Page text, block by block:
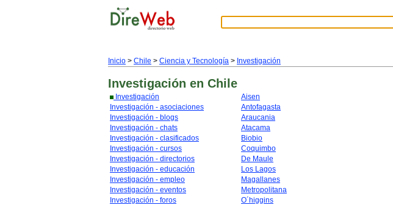
Inicio > Chile > Ciencia y Tecnología > Investigación
Investigación en Chile
Investigación
Investigación - asociaciones
Investigación - blogs
Investigación - chats
Investigación - clasificados
Investigación - cursos
Investigación - directorios
Investigación - educación
Investigación - empleo
Investigación - eventos
Investigación - foros
Aisen
Antofagasta
Araucania
Atacama
Biobio
Coquimbo
De Maule
Los Lagos
Magallanes
Metropolitana
O´higgins